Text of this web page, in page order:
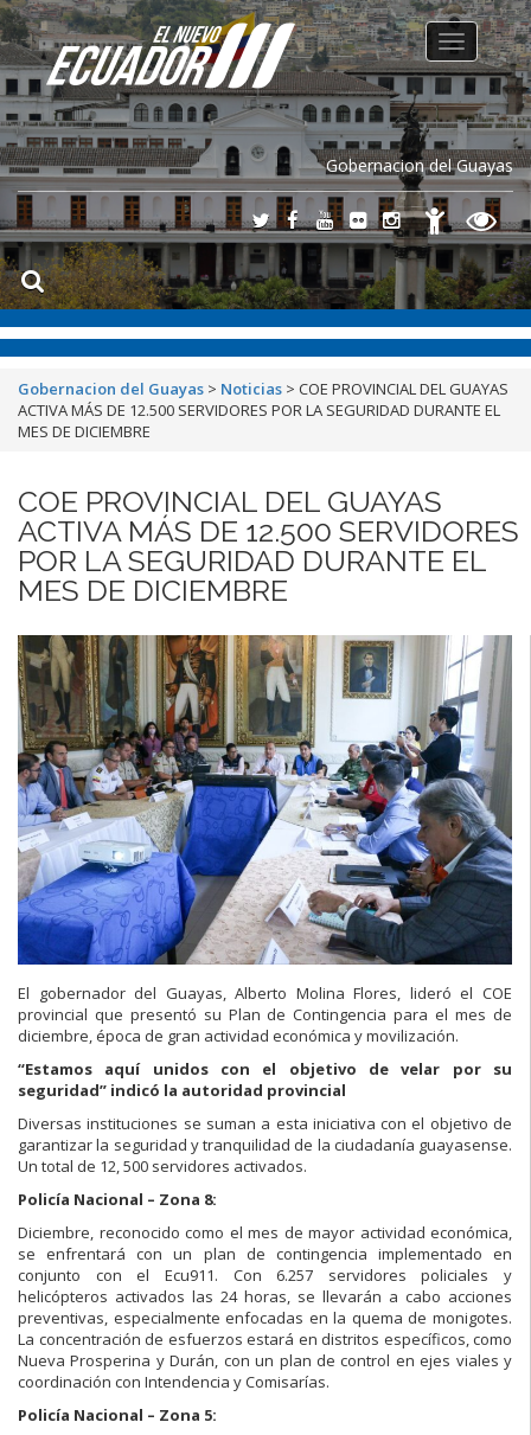
Gobernacion del Guayas
Toggle
navigation
Gobernacion del Guayas > Noticias > COE PROVINCIAL DEL GUAYAS
ACTIVA MÁS DE 12.500 SERVIDORES POR LA SEGURIDAD DURANTE EL
MES DE DICIEMBRE
COE PROVINCIAL DEL GUAYAS
ACTIVA MÁS DE 12.500 SERVIDORES
POR LA SEGURIDAD DURANTE EL
MES DE DICIEMBRE
El gobernador del Guayas, Alberto Molina Flores, lideró el COE
provincial que presentó su Plan de Contingencia para el mes de
diciembre, época de gran actividad económica y movilización.
“Estamos aquí unidos con el objetivo de velar por su
seguridad” indicó la autoridad provincial
Diversas instituciones se suman a esta iniciativa con el objetivo de
garantizar la seguridad y tranquilidad de la ciudadanía guayasense.
Un total de 12, 500 servidores activados.
Policía Nacional – Zona 8:
Diciembre, reconocido como el mes de mayor actividad económica,
se enfrentará con un plan de contingencia implementado en
conjunto con el Ecu911. Con 6.257 servidores policiales y
helicópteros activados las 24 horas, se llevarán a cabo acciones
preventivas, especialmente enfocadas en la quema de monigotes.
La concentración de esfuerzos estará en distritos específicos, como
Nueva Prosperina y Durán, con un plan de control en ejes viales y
coordinación con Intendencia y Comisarías.
Policía Nacional – Zona 5: